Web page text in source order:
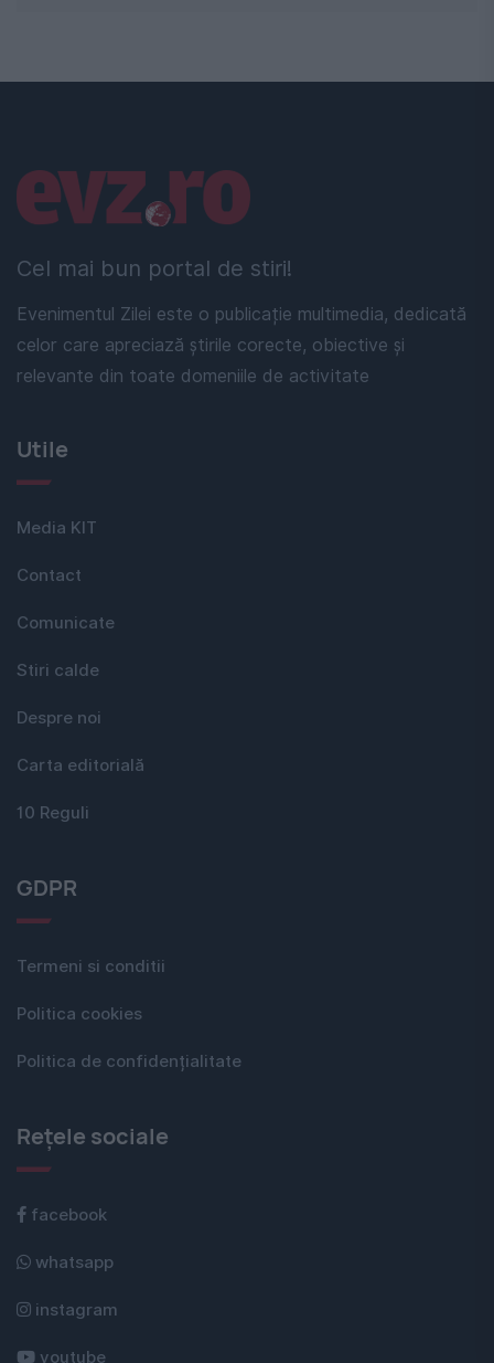
Cel mai bun portal de stiri!
Evenimentul Zilei este o publicație multimedia, dedicată
celor care apreciază știrile corecte, obiective și
relevante din toate domeniile de activitate
Linkuri utile
Utile
Media KIT
Contact
Comunicate
Stiri calde
Despre noi
Carta editorială
10 Reguli
GDPR
Termeni si conditii
Politica cookies
Politica de confidențialitate
Rețele sociale
facebook
whatsapp
instagram
youtube